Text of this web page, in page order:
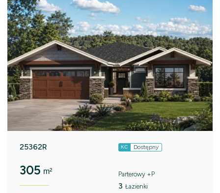
25362R KC Dostępny
305 m² Parterowy +P
3 Łazienki